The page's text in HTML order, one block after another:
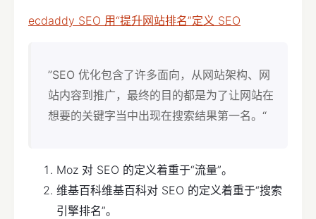
ecdaddy SEO 用“提升网站排名”定义 SEO
”SEO 优化包含了许多面向，从网站架构、网
站内容到推广，最终的目的都是为了让网站在
想要的关键字当中出现在搜索结果第一名。“
Moz 对 SEO 的定义着重于“流量”。
维基百科维基百科对 SEO 的定义着重于“搜索
引擎排名”。